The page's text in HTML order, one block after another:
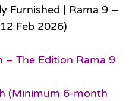
Furnished | Rama 9 –
Feb 2026)
– The Edition Rama 9
(Minimum 6-month